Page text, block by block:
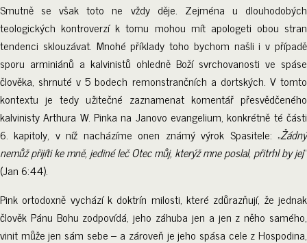
Smutně se však toto ne vždy děje. Zejména u dlouhodobých
teologických kontroverzí k tomu mohou mít apologeti obou stran
tendenci sklouzávat. Mnohé příklady toho bychom našli i v případě
sporu arminiánů a kalvinistů ohledně Boží svrchovanosti ve spáse
člověka, shrnuté v 5 bodech remonstrančních a dortských. V tomto
kontextu je tedy užitečné zaznamenat komentář přesvědčeného
kalvinisty Arthura W. Pinka na Janovo evangelium, konkrétně té části
6. kapitoly, v níž nacházíme onen známý výrok Spasitele: „Žádný
nemůž přijíti ke mně, jediné leč Otec můj, kterýž mne poslal, přitrhl by jej“
(Jan 6:44).
Pink ortodoxně vychází k doktrín milosti, které zdůrazňují, že jednak
člověk Pánu Bohu zodpovídá, jeho záhuba jen a jen z něho samého,
vinit může jen sám sebe – a zároveň je jeho spása cele z Hospodina,